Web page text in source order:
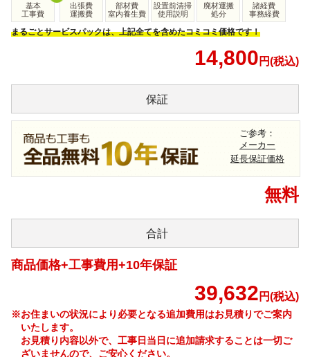
基本
工事費
出張費
運搬費
部材費
室内養生費
設置前清掃
使用説明
廃材運搬
処分
諸経費
事務経費
まるごとサービスパックは、上記全てを含めたコミコミ価格です！
14,800 円(税込)
保証
ご参考：
メーカー
延長保証価格
無料
合計
商品価格+工事費用+10年保証
39,632 円(税込)
※お住まいの状況により必要となる追加費用はお見積りでご案内
いたします。
お見積り内容以外で、工事日当日に追加請求することは一切ご
ざいませんので、ご安心ください。